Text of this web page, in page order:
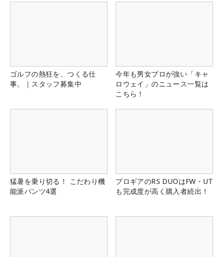
ゴルフの熱狂を、つくる仕
事。｜スタッフ募集中
今年も男女プロが強い「キャ
ロウェイ」のニュース一覧は
こちら！
猛暑を乗り切る！ こだわり機
能派パンツ4選
プロギアのRS DUOはFW・UT
も完成度が高く購入者続出！